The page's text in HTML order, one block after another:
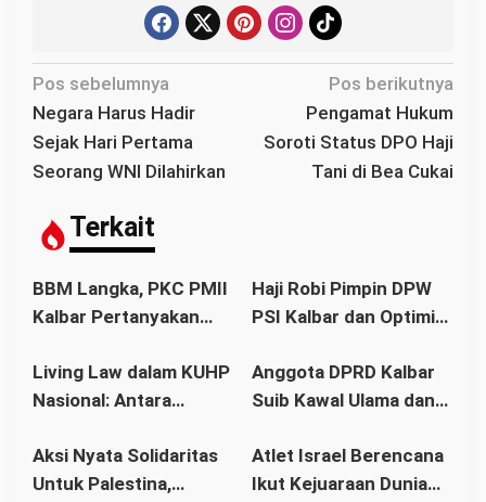
N
a
v
i
a
s
i
p
s
Pos sebelumnya
Negara Harus Hadir
Sejak Hari Pertama
Seorang WNI Dilahirkan
Pos berikutnya
Pengamat Hukum
Soroti Status DPO Haji
Tani di Bea Cukai
Terkait
BBM Langka, PKC PMII
Kalbar Pertanyakan
Terkait Stok BBM
Aman
Haji Robi Pimpin DPW
PSI Kalbar dan Optimis
Living Law dalam KUHP
Nasional: Antara
Legalitas
Anggota DPRD Kalbar
Suib Kawal Ulama dan
Aksi Nyata Solidaritas
Untuk Palestina,
Atlet Israel Berencana
Ikut Kejuaraan Dunia